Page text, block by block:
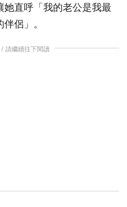
她直呼「我的老公是我最
侶」。
/ 請繼續往下閱讀